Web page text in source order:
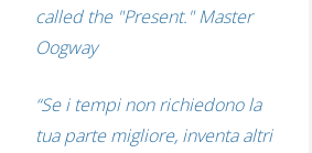
called the "Present." Master
Oogway
“Se i tempi non richiedono la
tua parte migliore, inventa altri